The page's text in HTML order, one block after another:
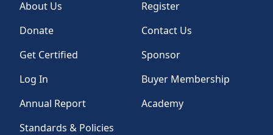
About Us
Register
Donate
Contact Us
Get Certified
Sponsor
Log In
Buyer Membership
Annual Report
Academy
Standards & Policies